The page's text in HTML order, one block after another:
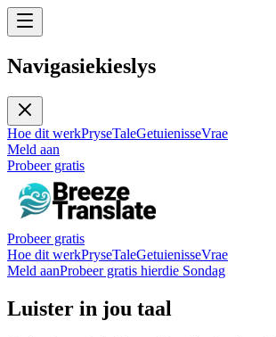
Navigasiekieslys
Hoe dit werkPryseTaleGetuienisseVrae
Meld aan
Probeer gratis
Probeer gratis
Hoe dit werkPryseTaleGetuienisseVrae
Meld aanProbeer gratis hierdie Sondag
Luister in jou taal